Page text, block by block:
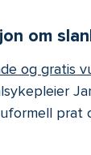
om
og gratis
prat